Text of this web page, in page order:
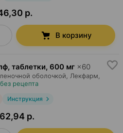
р.
В корзину
таблетки, 600 мг ×60
оболочкой, Лекфарм
без рецепта
Инструкция
р.